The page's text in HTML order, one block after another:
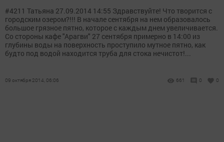
#4211 Татьяна 27.09.2014 14:55 Здравствуйте! Что творится с
городским озером?!!! В начале сентября на нем образовалось
большое грязное пятно, которое с каждым днем увеличивается.
Со стороны кафе "Арагви" 27 сентября примерно в 14:00 из
глубины воды на поверхность проступило мутное пятно, как
будто под водой находится труба для стока нечистот!...
09 октября 2014, 06:06 661 0 0